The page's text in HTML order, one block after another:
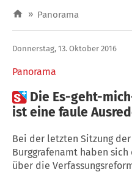
» Panorama
Panorama
Donnerstag, 13. Oktober 2016
 Die Es-geht-
ist eine faule
Bei der letzten Sitzung
Burggrafenamt haben
über die